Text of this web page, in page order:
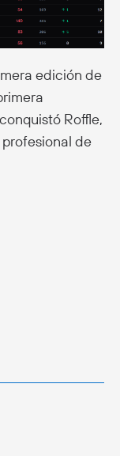
edición de
Roffle,
de